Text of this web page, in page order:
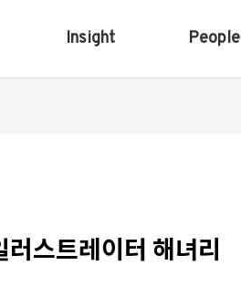
Insight People
스트레이터 해녀리